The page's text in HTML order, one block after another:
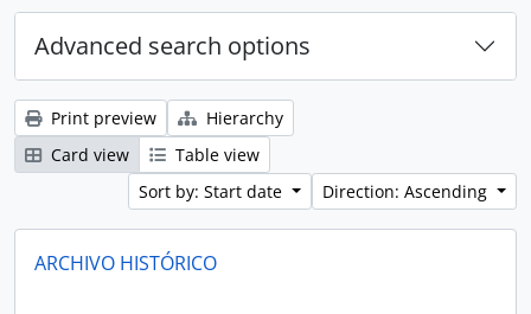
Advanced search options
Print preview
Hierarchy
Card view
Table view
Sort by: Start date
Direction: Ascending
ARCHIVO HISTÓRICO